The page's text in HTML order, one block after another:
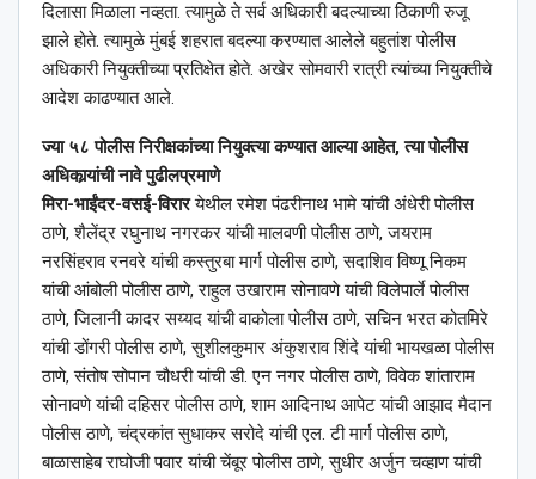
दिलासा मिळाला नव्हता. त्यामुळे ते सर्व अधिकारी बदल्याच्या ठिकाणी रुजू
झाले होते. त्यामुळे मुंबई शहरात बदल्या करण्यात आलेले बहुतांश पोलीस
अधिकारी नियुक्तीच्या प्रतिक्षेत होते. अखेर सोमवारी रात्री त्यांच्या नियुक्तीचे
आदेश काढण्यात आले.
ज्या ५८ पोलीस निरीक्षकांच्या नियुक्त्या कण्यात आल्या आहेत, त्या पोलीस
अधिकार्‍यांची नावे पुढीलप्रमाणे
मिरा-भाईंदर-वसई-विरारयेथील रमेश पंढरीनाथ भामे यांची अंधेरी पोलीस
ठाणे, शैलेंद्र रघुनाथ नगरकर यांची मालवणी पोलीस ठाणे, जयराम
नरसिंहराव रनवरे यांची कस्तुरबा मार्ग पोलीस ठाणे, सदाशिव विष्णू निकम
यांची आंबोली पोलीस ठाणे, राहुल उखाराम सोनावणे यांची विलेपार्ले पोलीस
ठाणे, जिलानी कादर सय्यद यांची वाकोला पोलीस ठाणे, सचिन भरत कोतमिरे
यांची डोंगरी पोलीस ठाणे, सुशीलकुमार अंकुशराव शिंदे यांची भायखळा पोलीस
ठाणे, संतोष सोपान चौधरी यांची डी. एन नगर पोलीस ठाणे, विवेक शांताराम
सोनावणे यांची दहिसर पोलीस ठाणे, शाम आदिनाथ आपेट यांची आझाद मैदान
पोलीस ठाणे, चंद्रकांत सुधाकर सरोदे यांची एल. टी मार्ग पोलीस ठाणे,
बाळासाहेब राघोजी पवार यांची चेंबूर पोलीस ठाणे, सुधीर अर्जुन चव्हाण यांची